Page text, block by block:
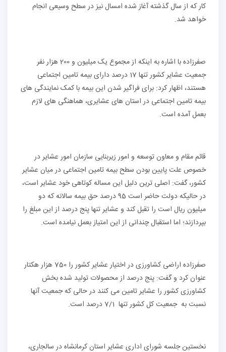
کار که از سال گذشته آغاز شده امسال نیز در سطح وسیعی انجام
خواهد شد.
صفرزاده با اشاره به اینکه از مجموع یک میلیون و 200 هزار نفر
جمعیت عشایر کشور تنها 17 درصد دارای بیمه تامین اجتماعی
هستند، اظهار کرد: برای فراگیر شدن این بیمه با کمک نمایندگی های
بیمه تامین اجتماعی در استان های عشایری، هماهنگی های لازم
بعمل آمده است.
قائم مقام و معاون توسعه و امور زیربنایی سازمان امور عشایر در
خصوص علت پایین بودن سطح بیمه تامین اجتماعی در میان عشایر
کشور، گفت: اصلی ترین دلیل این مساله کوتاهی خود عشایر است،
در حالیکه دولت حاضر است 95 درصد حق بیمه سالانه که دو
میلیون ریال است را تقبل کند و عشایر تنها پنج درصد از این مبلغ را
بپردازند؛ اما استقبال چندانی از این امتیاز بعمل نیامده است.
صفرزاده اراضی کشاورزی در اختیار عشایر کشور را 750 هزار هکتار
عنوان کرد و گفت: پنج درصد از محصولات تولید شده بخش
کشاورزی کشور را عشایر تامین می کنند در حالی که جمعیت آنها
نسبت به جمعیت کل کشور تنها 7/1 درصد است.
نخستین جلسه شورای اداری عشایر استان کرمانشاه در سالجاری،